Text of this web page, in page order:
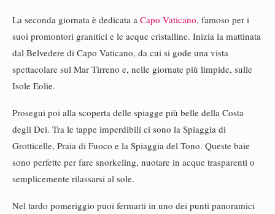
La seconda giornata è dedicata a Capo Vaticano, famoso per i
suoi promontori granitici e le acque cristalline. Inizia la mattinata
dal Belvedere di Capo Vaticano, da cui si gode una vista
spettacolare sul Mar Tirreno e, nelle giornate più limpide, sulle
Isole Eolie.
Prosegui poi alla scoperta delle spiagge più belle della Costa
degli Dei. Tra le tappe imperdibili ci sono la Spiaggia di
Grotticelle, Praia di Fuoco e la Spiaggia del Tono. Queste baie
sono perfette per fare snorkeling, nuotare in acque trasparenti o
semplicemente rilassarsi al sole.
Nel tardo pomeriggio puoi fermarti in uno dei punti panoramici